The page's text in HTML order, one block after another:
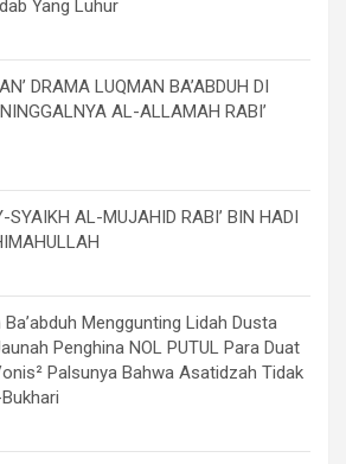
Yang Luhur
DRAMA LUQMAN BA’ABDUH DI
AL-ALLAMAH RABI’
SYAIKH AL-MUJAHID RABI’ BIN HADI
Menggunting Lidah Dusta
Penghina NOL PUTUL Para Duat
Palsunya Bahwa Asatidzah Tidak